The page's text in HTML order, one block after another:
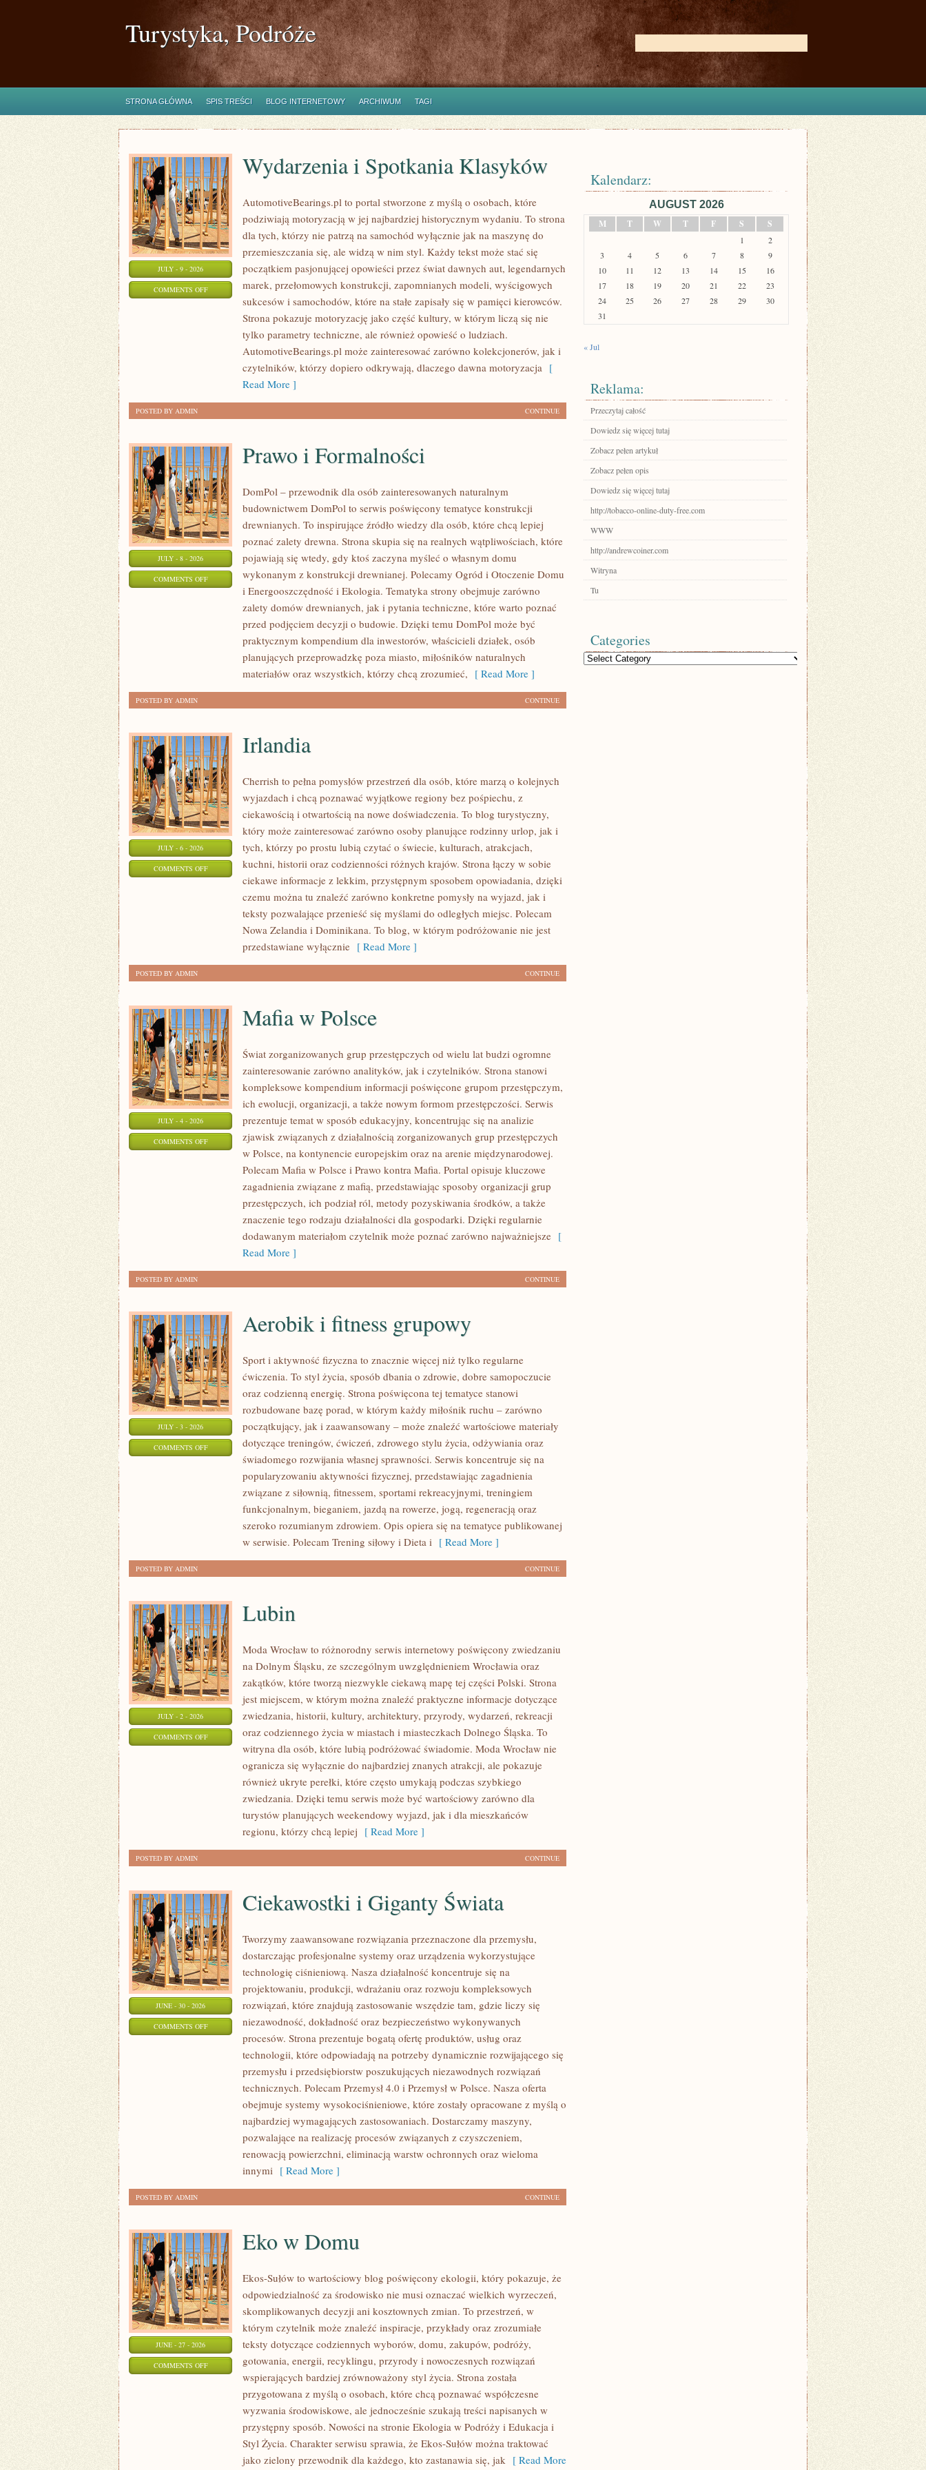
Turystyka, Podróże
STRONA GŁÓWNA SPIS TREŚCI BLOG INTERNETOWY ARCHIWUM TAGI
JULY - 9 - 2026
COMMENTS OFFON
WYDARZENIA
SPOTKANIA
KLASYKÓW
Wydarzenia i Spotkania Klasyków
AutomotiveBearings.pl to portal stworzone z myślą o osobach, które
podziwiają motoryzacją w jej najbardziej historycznym wydaniu. To strona
dla tych, którzy nie patrzą na samochód wyłącznie jak na maszynę do
przemieszczania się, ale widzą w nim styl. Każdy tekst może stać się
początkiem pasjonującej opowieści przez świat dawnych aut, legendarnych
marek, przełomowych konstrukcji, zapomnianych modeli, wyścigowych
sukcesów i samochodów, które na stałe zapisały się w pamięci kierowców.
Strona pokazuje motoryzację jako część kultury, w którym liczą się nie
tylko parametry techniczne, ale również opowieść o ludziach.
AutomotiveBearings.pl może zainteresować zarówno kolekcjonerów, jak i
czytelników, którzy dopiero odkrywają, dlaczego dawna motoryzacja [
Read More ]
CONTINUE
POSTED BY ADMIN
JULY - 8 - 2026
COMMENTS OFFON
FORMALNOŚCI
Prawo i Formalności
DomPol – przewodnik dla osób zainteresowanych naturalnym
budownictwem DomPol to serwis poświęcony tematyce konstrukcji
drewnianych. To inspirujące źródło wiedzy dla osób, które chcą lepiej
poznać zalety drewna. Strona skupia się na realnych wątpliwościach, które
pojawiają się wtedy, gdy ktoś zaczyna myśleć o własnym domu
wykonanym z konstrukcji drewnianej. Polecamy Ogród i Otoczenie Domu
i Energooszczędność i Ekologia. Tematyka strony obejmuje zarówno
zalety domów drewnianych, jak i pytania techniczne, które warto poznać
przed podjęciem decyzji o budowie. Dzięki temu DomPol może być
praktycznym kompendium dla inwestorów, właścicieli działek, osób
planujących przeprowadzkę poza miasto, miłośników naturalnych
materiałów oraz wszystkich, którzy chcą zrozumieć, [ Read More ]
CONTINUE
POSTED BY ADMIN
JULY - 6 - 2026
COMMENTS OFFON
Irlandia
Cherrish to pełna pomysłów przestrzeń dla osób, które marzą o kolejnych
wyjazdach i chcą poznawać wyjątkowe regiony bez pośpiechu, z
ciekawością i otwartością na nowe doświadczenia. To blog turystyczny,
który może zainteresować zarówno osoby planujące rodzinny urlop, jak i
tych, którzy po prostu lubią czytać o świecie, kulturach, atrakcjach,
kuchni, historii oraz codzienności różnych krajów. Strona łączy w sobie
ciekawe informacje z lekkim, przystępnym sposobem opowiadania, dzięki
czemu można tu znaleźć zarówno konkretne pomysły na wyjazd, jak i
teksty pozwalające przenieść się myślami do odległych miejsc. Polecam
Nowa Zelandia i Dominikana. To blog, w którym podróżowanie nie jest
przedstawiane wyłącznie [ Read More ]
CONTINUE
POSTED BY ADMIN
JULY - 4 - 2026
COMMENTS OFFON
Mafia w Polsce
Świat zorganizowanych grup przestępczych od wielu lat budzi ogromne
zainteresowanie zarówno analityków, jak i czytelników. Strona stanowi
kompleksowe kompendium informacji poświęcone grupom przestępczym,
ich ewolucji, organizacji, a także nowym formom przestępczości. Serwis
prezentuje temat w sposób edukacyjny, koncentrując się na analizie
zjawisk związanych z działalnością zorganizowanych grup przestępczych
w Polsce, na kontynencie europejskim oraz na arenie międzynarodowej.
Polecam Mafia w Polsce i Prawo kontra Mafia. Portal opisuje kluczowe
zagadnienia związane z mafią, przedstawiając sposoby organizacji grup
przestępczych, ich podział ról, metody pozyskiwania środków, a także
znaczenie tego rodzaju działalności dla gospodarki. Dzięki regularnie
dodawanym materiałom czytelnik może poznać zarówno najważniejsze [
Read More ]
CONTINUE
POSTED BY ADMIN
JULY - 3 - 2026
COMMENTS OFFON
Aerobik i fitness grupowy
Sport i aktywność fizyczna to znacznie więcej niż tylko regularne
ćwiczenia. To styl życia, sposób dbania o zdrowie, dobre samopoczucie
oraz codzienną energię. Strona poświęcona tej tematyce stanowi
rozbudowane bazę porad, w którym każdy miłośnik ruchu – zarówno
początkujący, jak i zaawansowany – może znaleźć wartościowe materiały
dotyczące treningów, ćwiczeń, zdrowego stylu życia, odżywiania oraz
świadomego rozwijania własnej sprawności. Serwis koncentruje się na
popularyzowaniu aktywności fizycznej, przedstawiając zagadnienia
związane z siłownią, fitnessem, sportami rekreacyjnymi, treningiem
funkcjonalnym, bieganiem, jazdą na rowerze, jogą, regeneracją oraz
szeroko rozumianym zdrowiem. Opis opiera się na tematyce publikowanej
w serwisie. Polecam Trening siłowy i Dieta i [ Read More ]
CONTINUE
POSTED BY ADMIN
JULY - 2 - 2026
COMMENTS OFFON
Lubin
Moda Wrocław to różnorodny serwis internetowy poświęcony zwiedzaniu
na Dolnym Śląsku, ze szczególnym uwzględnieniem Wrocławia oraz
zakątków, które tworzą niezwykle ciekawą mapę tej części Polski. Strona
jest miejscem, w którym można znaleźć praktyczne informacje dotyczące
zwiedzania, historii, kultury, architektury, przyrody, wydarzeń, rekreacji
oraz codziennego życia w miastach i miasteczkach Dolnego Śląska. To
witryna dla osób, które lubią podróżować świadomie. Moda Wrocław nie
ogranicza się wyłącznie do najbardziej znanych atrakcji, ale pokazuje
również ukryte perełki, które często umykają podczas szybkiego
zwiedzania. Dzięki temu serwis może być wartościowy zarówno dla
turystów planujących weekendowy wyjazd, jak i dla mieszkańców
regionu, którzy chcą lepiej [ Read More ]
CONTINUE
POSTED BY ADMIN
JUNE - 30 - 2026
COMMENTS OFFON
CIEKAWOSTKI
Ciekawostki i Giganty Świata
Tworzymy zaawansowane rozwiązania przeznaczone dla przemysłu,
dostarczając profesjonalne systemy oraz urządzenia wykorzystujące
technologię ciśnieniową. Nasza działalność koncentruje się na
projektowaniu, produkcji, wdrażaniu oraz rozwoju kompleksowych
rozwiązań, które znajdują zastosowanie wszędzie tam, gdzie liczy się
niezawodność, dokładność oraz bezpieczeństwo wykonywanych
procesów. Strona prezentuje bogatą ofertę produktów, usług oraz
technologii, które odpowiadają na potrzeby dynamicznie rozwijającego się
przemysłu i przedsiębiorstw poszukujących niezawodnych rozwiązań
technicznych. Polecam Przemysł 4.0 i Przemysł w Polsce. Nasza oferta
obejmuje systemy wysokociśnieniowe, które zostały opracowane z myślą o
najbardziej wymagających zastosowaniach. Dostarczamy maszyny,
pozwalające na realizację procesów związanych z czyszczeniem,
renowacją powierzchni, eliminacją warstw ochronnych oraz wieloma
innymi [ Read More ]
CONTINUE
POSTED BY ADMIN
JUNE - 27 - 2026
COMMENTS OFFON
Eko w Domu
Ekos-Sułów to wartościowy blog poświęcony ekologii, który pokazuje, że
odpowiedzialność za środowisko nie musi oznaczać wielkich wyrzeczeń,
skomplikowanych decyzji ani kosztownych zmian. To przestrzeń, w
którym czytelnik może znaleźć inspiracje, przykłady oraz zrozumiałe
teksty dotyczące codziennych wyborów, domu, zakupów, podróży,
gotowania, energii, recyklingu, przyrody i nowoczesnych rozwiązań
wspierających bardziej zrównoważony styl życia. Strona została
przygotowana z myślą o osobach, które chcą poznawać współczesne
wyzwania środowiskowe, ale jednocześnie szukają treści napisanych w
przystępny sposób. Nowości na stronie Ekologia w Podróży i Edukacja i
Styl Życia. Charakter serwisu sprawia, że Ekos-Sułów można traktować
jako zielony przewodnik dla każdego, kto zastanawia się, jak [ Read More
Kalendarz:
AUGUST 2026
M
T W T F S S
1
2
3
4 5 6 7 8
9
10
11 12 13 14 15
16
17
18 19 20 21 22
23
24
25 26 27 28 29
30
31
« Jul
Reklama:
Przeczytaj całość
Dowiedz się więcej tutaj
Zobacz pełen artykuł
Zobacz pełen opis
Dowiedz się więcej tutaj
http://tobacco-online-duty-free.com
WWW
http://andrewcoiner.com
Witryna
Tu
Categories
Categories